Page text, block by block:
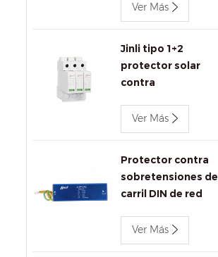
Ver Más
Jinli tipo 1+2
protector solar
contra
1000V DC SPD
Ver Más
Protector contra
sobretensiones de
carril DIN de red
1000Mbps
Ver Más